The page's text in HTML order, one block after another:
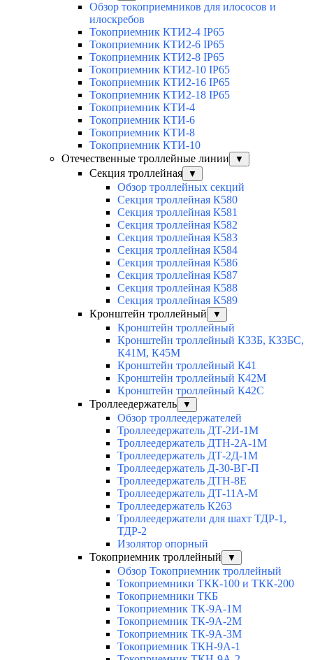
Обзор токоприемников для илососов и
илоскребов
Токоприемник КТИ2-4 IP65
Токоприемник КТИ2-6 IP65
Токоприемник КТИ2-8 IP65
Токоприемник КТИ2-10 IP65
Токоприемник КТИ2-16 IP65
Токоприемник КТИ2-18 IP65
Токоприемник КТИ-4
Токоприемник КТИ-6
Токоприемник КТИ-8
Токоприемник КТИ-10
Отечественные троллейные линии
▼
Секция троллейная ▼
Обзор троллейных секций
Секция троллейная К580
Секция троллейная К581
Секция троллейная К582
Секция троллейная К583
Секция троллейная К584
Секция троллейная К586
Секция троллейная К587
Секция троллейная К588
Секция троллейная К589
Кронштейн троллейный
▼
Кронштейн троллейный
Кронштейн троллейный К33Б, К33БС,
К41М, К45М
Кронштейн троллейный К41
Кронштейн троллейный К42М
Кронштейн троллейный К42С
Троллеедержатель
▼
Обзор троллеедержателей
Троллеедержатель ДТ-2И-1М
Троллеедержатель ДТН-2А-1М
Троллеедержатель ДТ-2Д-1М
Троллеедержатель Д-30-ВГ-П
Троллеедержатель ДТН-8Е
Троллеедержатель ДТ-11А-М
Троллеедержатель К263
Троллеедержатели для шахт ТДР-1,
ТДР-2
Изолятор опорный
Токоприемник троллейный
▼
Обзор Токоприемник троллейный
Токоприемники ТКК-100 и ТКК-200
Токоприемники ТКБ
Токоприемник ТК-9А-1М
Токоприемник ТК-9А-2М
Токоприемник ТК-9А-3М
Токоприемник ТКН-9А-1